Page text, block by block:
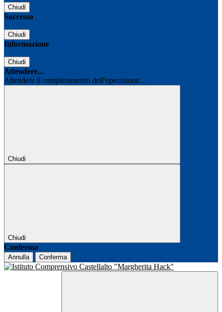
Chiudi
Successo
Chiudi
Informazione
Chiudi
Attendere...
Attendere il completamento dell'operazione...
Chiudi
Chiudi
Conferma
Annulla Conferma